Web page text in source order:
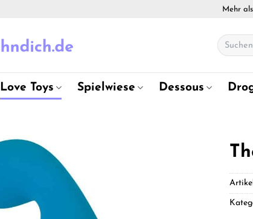
Mehr
Suchen
nach:
Love Toys Spielwiese Dessous